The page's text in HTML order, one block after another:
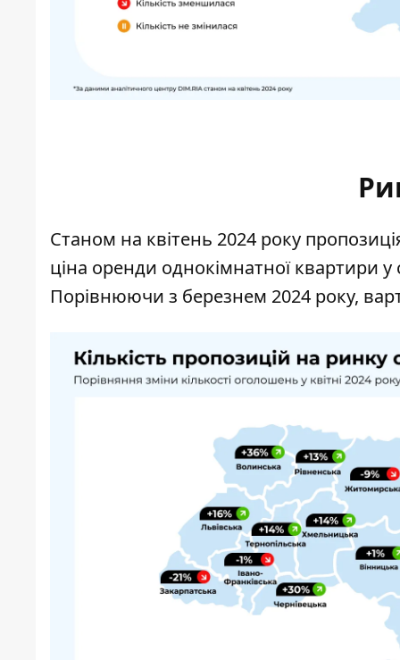
Станом на квітень 2024 року
ціна оренди однокімнатної квартири у
Порівнюючи з березнем 2024 року,